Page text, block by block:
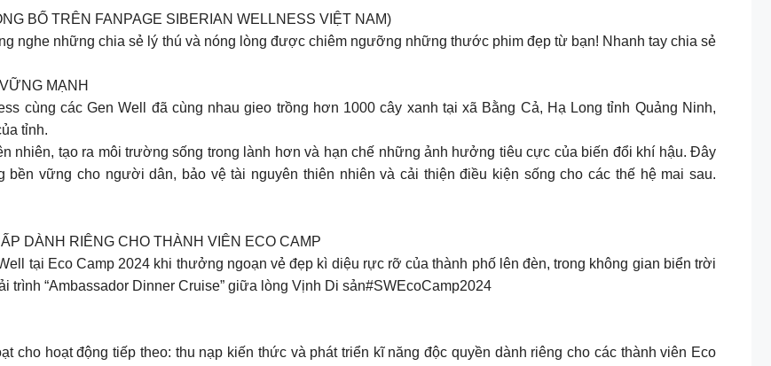
BỐ TRÊN FANPAGE SIBERIAN WELLNESS VIỆT NAM)
nghe những chia sẻ lý thú và nóng lòng được chiêm ngưỡng những thước phim đẹp từ bạn! Nhanh tay chia sẻ
MẠNH
cùng các Gen Well đã cùng nhau gieo trồng hơn 1000 cây xanh tại xã Bằng Cả, Hạ Long tỉnh Quảng Ninh,
tỉnh.
nhiên, tạo ra môi trường sống trong lành hơn và hạn chế những ảnh hưởng tiêu cực của biến đổi khí hậu. Đây
vững cho người dân, bảo vệ tài nguyên thiên nhiên và cải thiện điều kiện sống cho các thế hệ mai sau.
DÀNH RIÊNG CHO THÀNH VIÊN ECO CAMP
tại Eco Camp 2024 khi thưởng ngoạn vẻ đẹp kì diệu rực rỡ của thành phố lên đèn, trong không gian biển trời
trình “Ambassador Dinner Cruise” giữa lòng Vịnh Di sản#SWEcoCamp2024
cho hoạt động tiếp theo: thu nạp kiến thức và phát triển kĩ năng độc quyền dành riêng cho các thành viên Eco